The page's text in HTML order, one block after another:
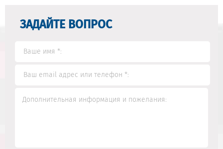
ЗАДАЙТЕ ВОПРОС